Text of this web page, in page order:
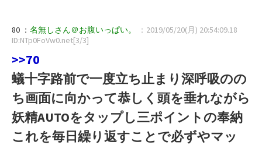
80 ： 名無しさん＠お腹いっぱい。
：2019/05/20(月) 20:54:09.18
ID:NTp0FoVw0.net[3/3]
>>70
蟻十字路前で一度立ち止まり深呼吸のの
ち画面に向かって恭しく頭を垂れながら
妖精AUTOをタップし三ポイントの奉納
これを毎日繰り返すことで必ずやマッ